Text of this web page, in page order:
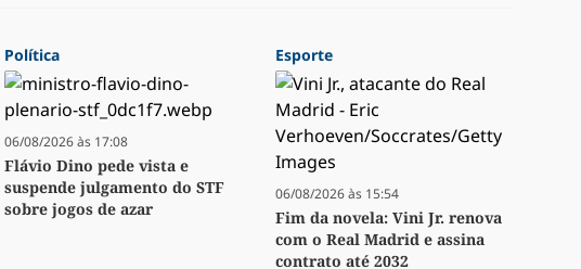
Política
06/08/2026 às 17:08
Flávio Dino pede vista e
suspende julgamento do STF
sobre jogos de azar
Esporte
06/08/2026 às 15:54
Fim da novela: Vini Jr. renova
com o Real Madrid e assina
contrato até 2032